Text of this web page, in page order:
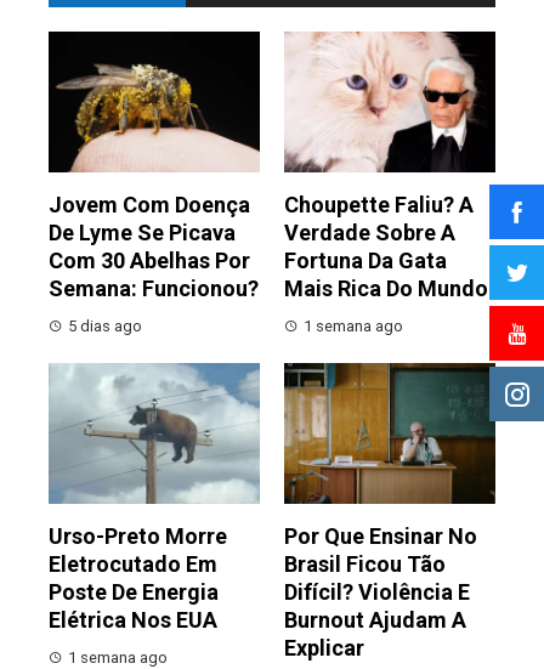
Jovem Com Doença
De Lyme Se Picava
Com 30 Abelhas Por
Semana: Funcionou?
5 dias ago
Choupette Faliu? A
Verdade Sobre A
Fortuna Da Gata
Mais Rica Do Mundo
1 semana ago
Urso-Preto Morre
Eletrocutado Em
Poste De Energia
Elétrica Nos EUA
1 semana ago
Por Que Ensinar No
Brasil Ficou Tão
Difícil? Violência E
Burnout Ajudam A
Explicar